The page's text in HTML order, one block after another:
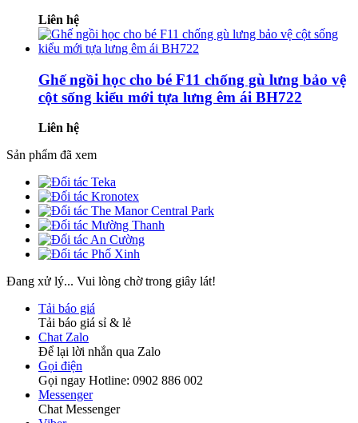
Liên hệ
Ghế ngồi học cho bé F11 chống gù lưng bảo vệ
cột sống kiểu mới tựa lưng êm ái BH722
Liên hệ
Sản phẩm đã xem
Đang xử lý... Vui lòng chờ trong giây lát!
Tải báo giá
Tải báo giá sỉ & lẻ
Chat Zalo
Để lại lời nhắn qua Zalo
Gọi điện
Gọi ngay Hotline: 0902 886 002
Messenger
Chat Messenger